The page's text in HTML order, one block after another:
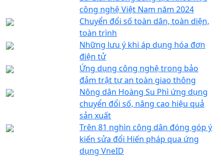
công nghệ Việt Nam năm 2024
Chuyển đổi số toàn dân, toàn diện,
toàn trình
Những lưu ý khi áp dụng hóa đơn
điện tử
Ứng dụng công nghệ trong bảo
đảm trật tự an toàn giao thông
Nông dân Hoàng Su Phì ứng dụng
chuyển đổi số, nâng cao hiệu quả
sản xuất
Trên 81 nghìn công dân đóng góp ý
kiến sửa đổi Hiến pháp qua ứng
dụng VneID